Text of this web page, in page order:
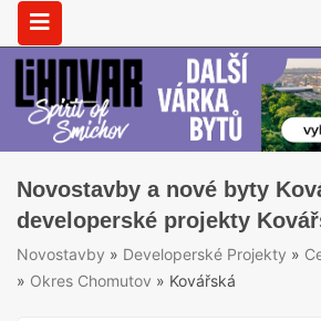
Novostavby a nové byty
developerské projekty
Novostavby » Developerské Projekty »
» Okres Chomutov » Kovářská